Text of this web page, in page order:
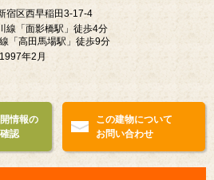
宿区西早稲田3-17-4
線「面影橋駅」徒歩4分
「高田馬場駅」徒歩9分
1997年2月
情報の
確認
この建物について
お問い合わせ